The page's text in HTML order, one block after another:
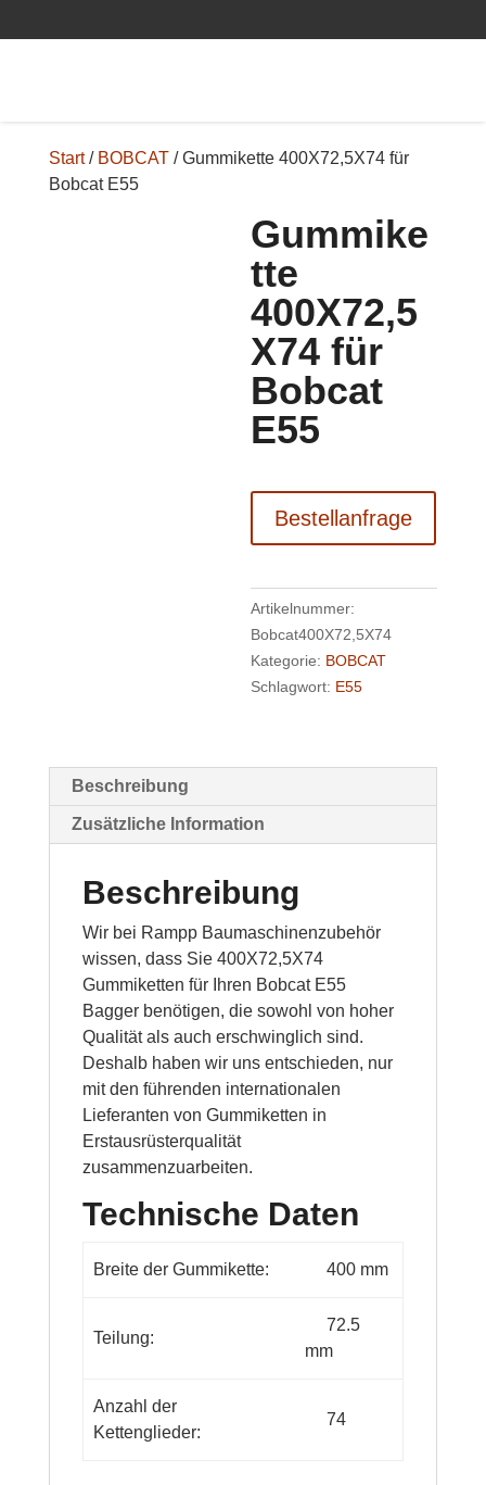
Start/ BOBCAT/ Gummikette 400X72,5X74 für
Bobcat E55
Gummike
tte
400X72,5
X74 für
Bobcat
E55
Bestellanfrage
Artikelnummer:
Bobcat400X72,5X74
Kategorie: BOBCAT
Schlagwort: E55
Beschreibung
Zusätzliche Information
Beschreibung
Wir bei Rampp Baumaschinenzubehör
wissen, dass Sie 400X72,5X74
Gummiketten für Ihren Bobcat E55
Bagger benötigen, die sowohl von hoher
Qualität als auch erschwinglich sind.
Deshalb haben wir uns entschieden, nur
mit den führenden internationalen
Lieferanten von Gummiketten in
Erstausrüsterqualität
zusammenzuarbeiten.
Technische Daten
Breite der Gummikette: 400 mm
Teilung:
72.5
mm
Anzahl der
Kettenglieder:
74